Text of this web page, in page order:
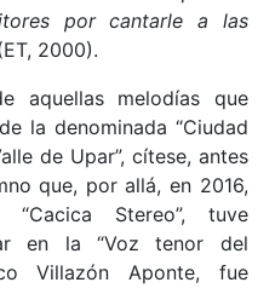
por cantarle a las
2000).
aquellas melodías que
la denominada “Ciudad
de Upar”, cítese, antes
que, por allá, en 2016,
Stereo”, tuve
en la “Voz tenor del
Villazón Aponte, fue